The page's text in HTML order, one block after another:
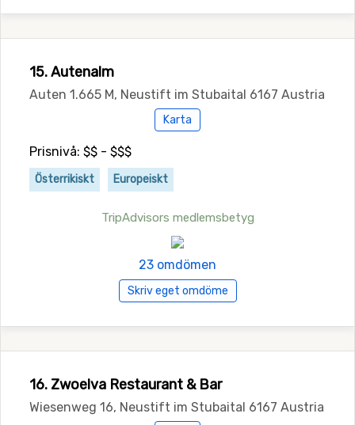
15. Autenalm
Auten 1.665 M, Neustift im Stubaital 6167 Austria
Karta
Prisnivå: $$ - $$$
Österrikiskt Europeiskt
TripAdvisors medlemsbetyg
23 omdömen
Skriv eget omdöme
16. Zwoelva Restaurant & Bar
Wiesenweg 16, Neustift im Stubaital 6167 Austria